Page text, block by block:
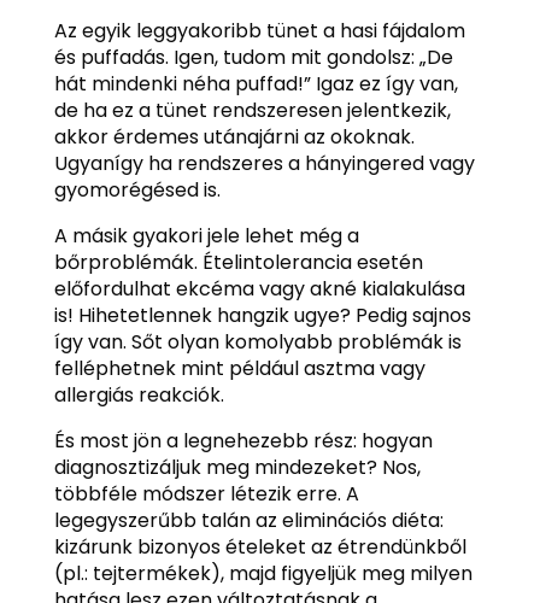
Az egyik leggyakoribb tünet a hasi fájdalom
és puffadás. Igen, tudom mit gondolsz: „De
hát mindenki néha puffad!” Igaz ez így van,
de ha ez a tünet rendszeresen jelentkezik,
akkor érdemes utánajárni az okoknak.
Ugyanígy ha rendszeres a hányingered vagy
gyomorégésed is.
A másik gyakori jele lehet még a
bőrproblémák. Ételintolerancia esetén
előfordulhat ekcéma vagy akné kialakulása
is! Hihetetlennek hangzik ugye? Pedig sajnos
így van. Sőt olyan komolyabb problémák is
felléphetnek mint például asztma vagy
allergiás reakciók.
És most jön a legnehezebb rész: hogyan
diagnosztizáljuk meg mindezeket? Nos,
többféle módszer létezik erre. A
legegyszerűbb talán az eliminációs diéta:
kizárunk bizonyos ételeket az étrendünkből
(pl.: tejtermékek), majd figyeljük meg milyen